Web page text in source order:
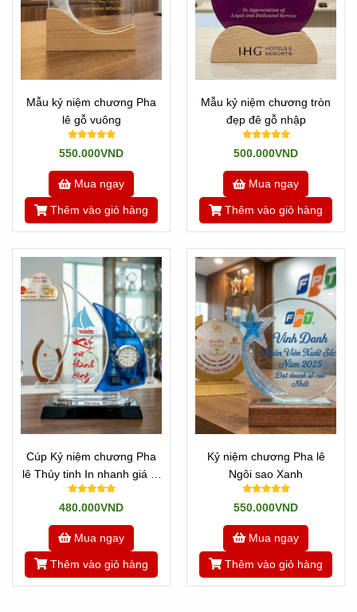
Mẫu kỷ niệm chương Pha
lê gỗ vuông
550.000VND
Mua ngay
Thêm vào giỏ hàng
Mẫu kỷ niệm chương tròn
đẹp đê gỗ nhập
500.000VND
Mua ngay
Thêm vào giỏ hàng
Cúp Kỷ niệm chương Pha
lê Thủy tinh In nhanh giá rẻ
Mẫu Thuyền Buồm 2 cánh
480.000VND
Mua ngay
Thêm vào giỏ hàng
Kỷ niệm chương Pha lê
Ngôi sao Xanh
550.000VND
Mua ngay
Thêm vào giỏ hàng